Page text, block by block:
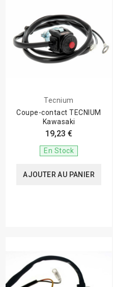
Tecnium
Coupe-contact TECNIUM
Kawasaki
19,23 €
En Stock
AJOUTER AU PANIER